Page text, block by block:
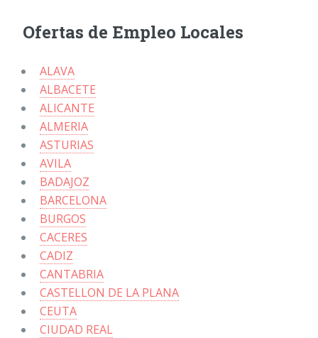
Ofertas de Empleo Locales
ALAVA
ALBACETE
ALICANTE
ALMERIA
ASTURIAS
AVILA
BADAJOZ
BARCELONA
BURGOS
CACERES
CADIZ
CANTABRIA
CASTELLON DE LA PLANA
CEUTA
CIUDAD REAL